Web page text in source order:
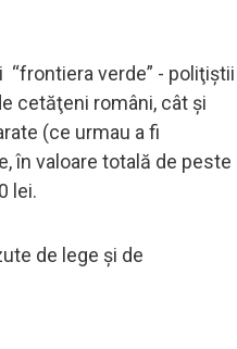
verde” - poliţiştii
cetăţeni români, cât şi
(ce urmau a fi
în valoare totală de peste
lei.
de lege şi de